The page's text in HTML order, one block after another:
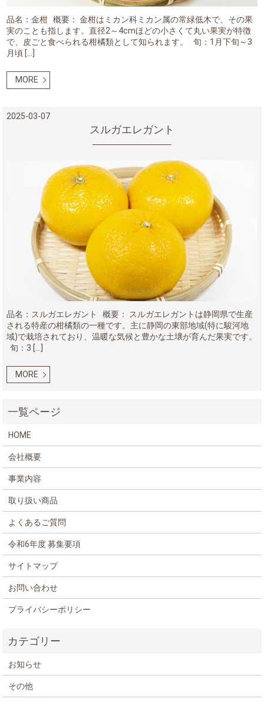
品名：金柑 概要： 金柑はミカン科ミカン属の常緑低木で、その果
実のことも指します。直径2～4cmほどの小さくて丸い果実が特徴
で、皮ごと食べられる柑橘類として知られます。 旬：1月下旬～3
月頃 […]
MORE
2025-03-07
スルガエレガント
品名：スルガエレガント 概要： スルガエレガントは静岡県で生産
される特産の柑橘類の一種です。主に静岡の東部地域(特に駿河地
域)で栽培されており、温暖な気候と豊かな土壌が育んだ果実です。
旬：3 […]
MORE
HOME
会社概要
事業内容
取り扱い商品
よくあるご質問
令和6年度 募集要項
サイトマップ
お問い合わせ
プライバシーポリシー
お知らせ
その他